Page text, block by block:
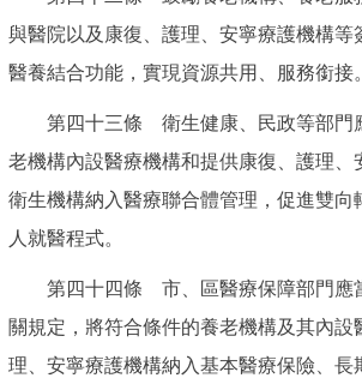
與醫院以及康復、護理、安寧療護機構等
醫養結合功能，實現資源共用、服務銜接。
第四十三條 衛生健康、民政等部門
老機構內設醫療機構和提供康復、護理、
衛生機構納入醫療聯合體管理，促進雙向
人就醫程式。
第四十四條 市、區醫療保障部門應
關規定，將符合條件的養老機構及其內設
理、安寧療護機構納入基本醫療保險、長